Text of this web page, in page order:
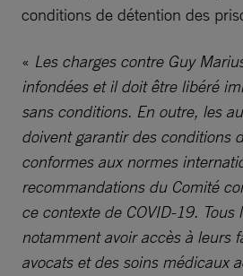
conditions de détention des
« Les charges contre Guy
infondées et il doit être libéré
sans conditions. En outre, les
doivent garantir des conditions
conformes aux normes
recommandations du Comité
ce contexte de COVID-19. Tous
notamment avoir accès à leurs
avocats et des soins médicaux